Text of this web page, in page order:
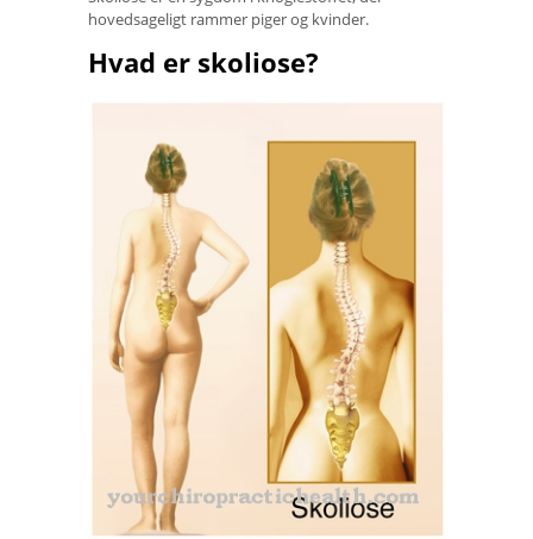
hovedsageligt rammer piger og kvinder.
Hvad er skoliose?